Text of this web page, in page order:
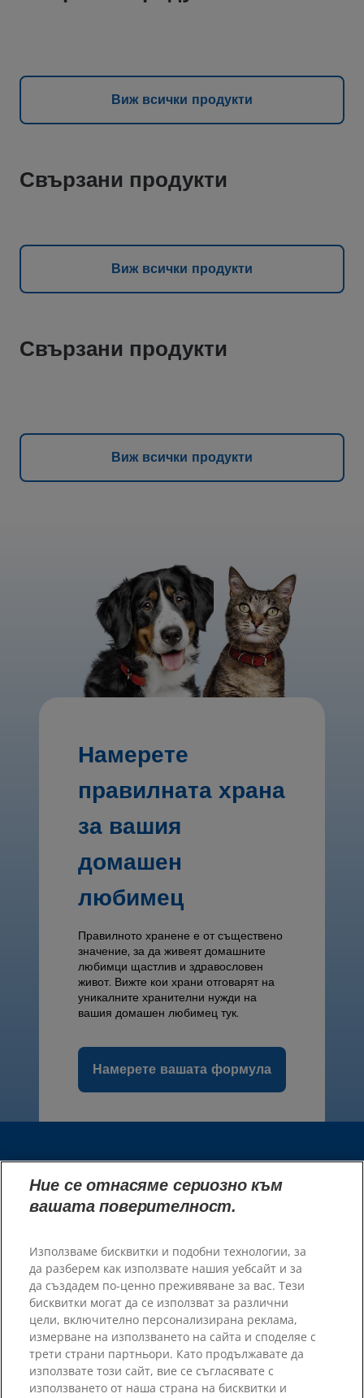
Виж всички продукти
Свързани продукти
Виж всички продукти
Свързани продукти
Виж всички продукти
Намерете
правилната храна
за вашия
домашен
любимец
Правилното хранене е от съществено
значение, за да живеят домашните
любимци щастлив и здравословен
живот. Вижте кои храни отговарят на
уникалните хранителни нужди на
вашия домашен любимец тук.
Намерете вашата формула
Изберете Вашия Регион
Ресурси
Свържете се с нас
карта на сайта
Нашите сайтове
Кариери
Пратньорски приюти
Ние се отнасяме сериозно към
вашата поверителност.
Използваме бисквитки и подобни технологии, за
да разберем как използвате нашия уебсайт и за
да създадем по-ценно преживяване за вас. Тези
бисквитки могат да се използват за различни
цели, включително персонализирана реклама,
измерване на използването на сайта и споделяе с
трети страни партньори. Като продължавате да
използвате този сайт, вие се съгласявате с
използването от наша страна на бисквитки и